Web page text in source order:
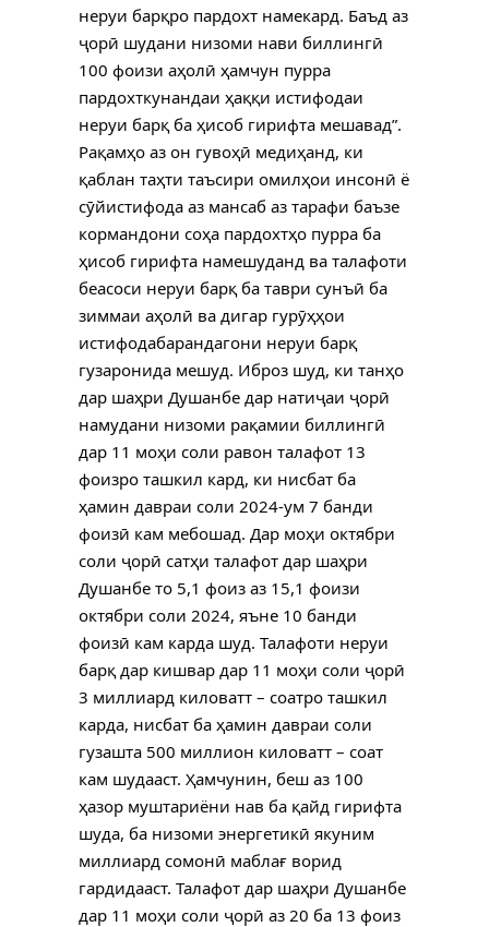
неруи барқро пардохт намекард. Баъд аз
ҷорӣ шудани низоми нави биллингӣ
100 фоизи аҳолӣ ҳамчун пурра
пардохткунандаи ҳаққи истифодаи
неруи барқ ба ҳисоб гирифта мешавад”.
Рақамҳо аз он гувоҳӣ медиҳанд, ки
қаблан таҳти таъсири омилҳои инсонӣ ё
сӯйистифода аз мансаб аз тарафи баъзе
кормандони соҳа пардохтҳо пурра ба
ҳисоб гирифта намешуданд ва талафоти
беасоси неруи барқ ба таври сунъӣ ба
зиммаи аҳолӣ ва дигар гурӯҳҳои
истифодабарандагони неруи барқ
гузаронида мешуд. Иброз шуд, ки танҳо
дар шаҳри Душанбе дар натиҷаи ҷорӣ
намудани низоми рақамии биллингӣ
дар 11 моҳи соли равон талафот 13
фоизро ташкил кард, ки нисбат ба
ҳамин давраи соли 2024-ум 7 банди
фоизӣ кам мебошад. Дар моҳи октябри
соли ҷорӣ сатҳи талафот дар шаҳри
Душанбе то 5,1 фоиз аз 15,1 фоизи
октябри соли 2024, яъне 10 банди
фоизӣ кам карда шуд. Талафоти неруи
барқ дар кишвар дар 11 моҳи соли ҷорӣ
3 миллиард киловатт – соатро ташкил
карда, нисбат ба ҳамин давраи соли
гузашта 500 миллион киловатт – соат
кам шудааст. Ҳамчунин, беш аз 100
ҳазор муштариёни нав ба қайд гирифта
шуда, ба низоми энергетикӣ якуним
миллиард сомонӣ маблағ ворид
гардидааст. Талафот дар шаҳри Душанбе
дар 11 моҳи соли ҷорӣ аз 20 ба 13 фоиз